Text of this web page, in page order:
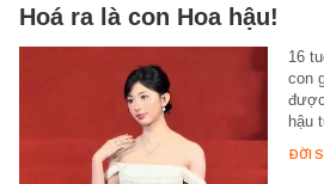
Hoá ra là con Hoa hậu!
16
con
hậu
ĐỜI